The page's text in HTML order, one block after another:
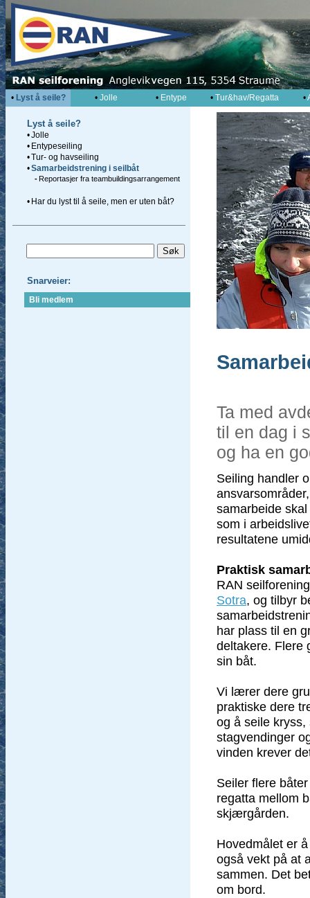
•Lyst å seile? • Jolle •Entype • Tur&hav/Regatta •
Lyst å seile?
•Jolle
• Entypeseiling
•Tur- og havseiling
•Samarbeidstrening i seilbåt
-Reportasjer fra teambuildingsarrangement
• Har du lyst til å seile, men er uten båt?
Snarveier:
Bli medlem
Ta med
til en dag i
og ha en
Seiling handler
samarbeide
som i
resultatene
Praktisk
RAN
Sotra, og tilbyr
har plass til en
deltakere. Flere
sin båt.
Vi lærer dere
praktiske dere
og å seile
stagvendinger
vinden krever
Seiler flere
regatta mellom
skjærgården.
Hovedmålet er
også vekt på at
sammen. Det
om bord.